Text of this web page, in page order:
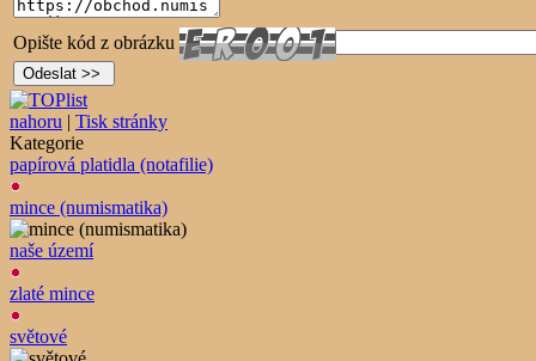
Opište kód z obrázku
nahoru | Tisk stránky
Kategorie
papírová platidla (notafilie)
mince (numismatika)
naše území
zlaté mince
světové